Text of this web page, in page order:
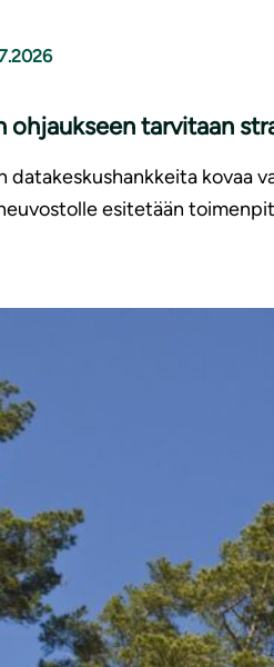
ohjaukseen tarvitaan
datakeskushankkeita kovaa
esitetään